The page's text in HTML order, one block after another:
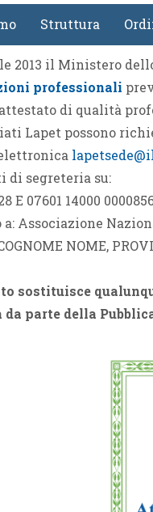
Video
Struttura
2013 il Ministero
professionali
di qualità
Lapet possono
di segreteria su:
E 07601 14000
Associazione
NOME,
sostituisce
da parte della